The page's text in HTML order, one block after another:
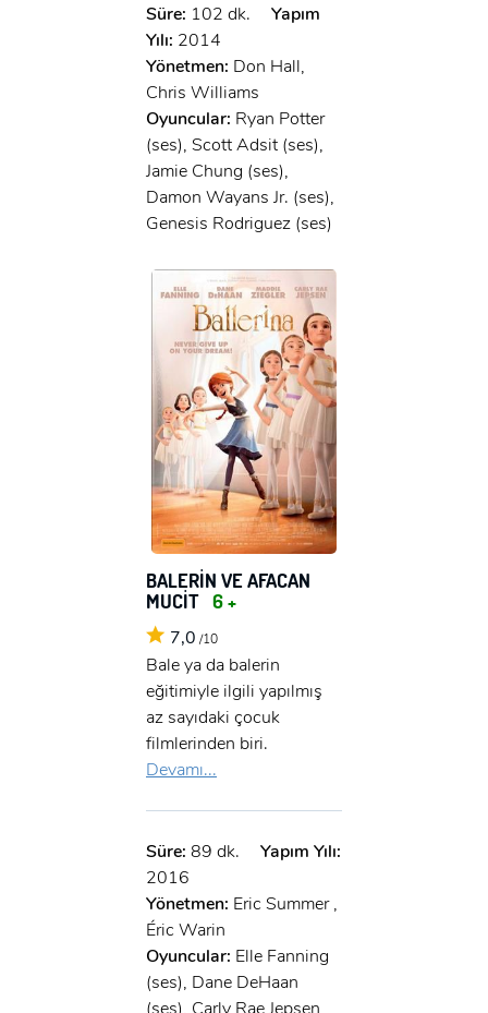
Süre: 102 dk.
Yapım
Yılı: 2014
Yönetmen: Don Hall,
Chris Williams
Oyuncular: Ryan Potter
(ses), Scott Adsit (ses),
Jamie Chung (ses),
Damon Wayans Jr. (ses),
Genesis Rodriguez (ses)
BALERİN VE AFACAN
MUCİT 6 +
7,0 /10
Bale ya da balerin
eğitimiyle ilgili yapılmış
az sayıdaki çocuk
filmlerinden biri.
Devamı...
Süre: 89 dk.
Yapım Yılı:
2016
Yönetmen: Eric Summer ,
Éric Warin
Oyuncular: Elle Fanning
(ses), Dane DeHaan